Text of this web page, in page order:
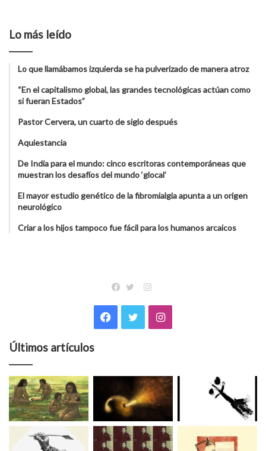
Lo más leído
Lo que llamábamos izquierda se ha pulverizado de manera atroz
“En el capitalismo global, las grandes tecnológicas actúan como
si fueran Estados”
Pastor Cervera, un cuarto de siglo después
Aquiestancia
De India para el mundo: cinco escritoras contemporáneas que
muestran los desafíos del mundo ‘glocal’
El mayor estudio genético de la fibromialgia apunta a un origen
neurológico
Criar a los hijos tampoco fue fácil para los humanos arcaicos
Instagram
Facebook
TwitterInstagram
Últimos artículos